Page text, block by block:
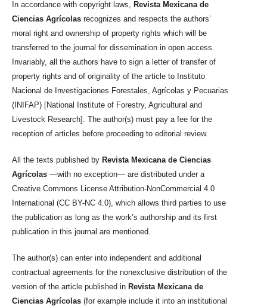
In accordance with copyright laws,
Revista Mexicana de
Ciencias Agrícolas recognizes and respects the authors’
moral right and ownership of property rights which will be
transferred to the journal for dissemination in open access.
Invariably, all the authors have to sign a letter of transfer of
property rights and of originality of the article to Instituto
Nacional de Investigaciones Forestales, Agrícolas y Pecuarias
(INIFAP) [National Institute of Forestry, Agricultural and
Livestock Research]. The author(s) must pay a fee for the
reception of articles before proceeding to editorial review.
All the texts published by Revista Mexicana de Ciencias
Agrícolas —with no exception— are distributed under a
Creative Commons License Attribution-NonCommercial 4.0
International (CC BY-NC 4.0), which allows third parties to use
the publication as long as the work’s authorship and its first
publication in this journal are mentioned.
The author(s) can enter into independent and additional
contractual agreements for the nonexclusive distribution of the
version of the article published in Revista Mexicana de
Ciencias Agrícolas (for example include it into an institutional